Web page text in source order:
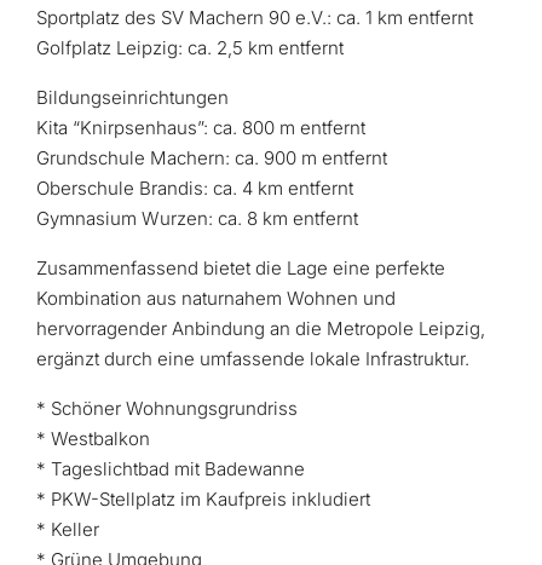
Sportplatz des SV Machern 90 e.V.: ca. 1 km entfernt​
Golfplatz Leipzig: ca. 2,5 km entfernt​
Bildungseinrichtungen
Kita “Knirpsenhaus”: ca. 800 m entfernt​
Grundschule Machern: ca. 900 m entfernt​
Oberschule Brandis: ca. 4 km entfernt​
Gymnasium Wurzen: ca. 8 km entfernt​
Zusammenfassend bietet die Lage eine perfekte
Kombination aus naturnahem Wohnen und
hervorragender Anbindung an die Metropole Leipzig,
ergänzt durch eine umfassende lokale Infrastruktur.
* Schöner Wohnungsgrundriss
* Westbalkon
* Tageslichtbad mit Badewanne
* PKW-Stellplatz im Kaufpreis inkludiert
* Keller
* Grüne Umgebung